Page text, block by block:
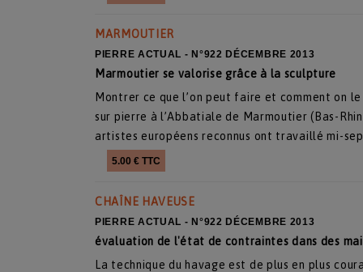
MARMOUTIER
PIERRE ACTUAL - N°922 DÉCEMBRE 2013
Marmoutier se valorise grâce à la sculpture
Montrer ce que l’on peut faire et comment on
sur pierre à l’Abbatiale de Marmoutier (Bas-
artistes européens reconnus ont travaillé mi-
5.00 € TTC
CHAÎNE HAVEUSE
PIERRE ACTUAL - N°922 DÉCEMBRE 2013
évaluation de l'état de contraintes dans des
La technique du havage est de plus en plus